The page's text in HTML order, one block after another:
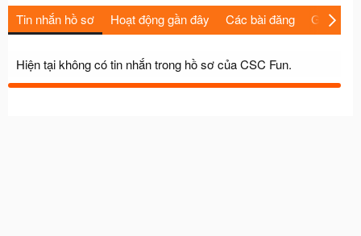
Tin nhắn hồ sơ Hoạt động gần đây Các bài đăng Giới thiệu
Hiện tại không có tin nhắn trong hồ sơ của CSC Fun.